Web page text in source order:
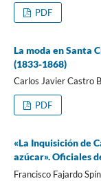
PDF
La moda en Santa
(1833-1868)
Carlos Javier Castro
PDF
«La Inquisición de
azúcar». Oficiales
Francisco Fajardo